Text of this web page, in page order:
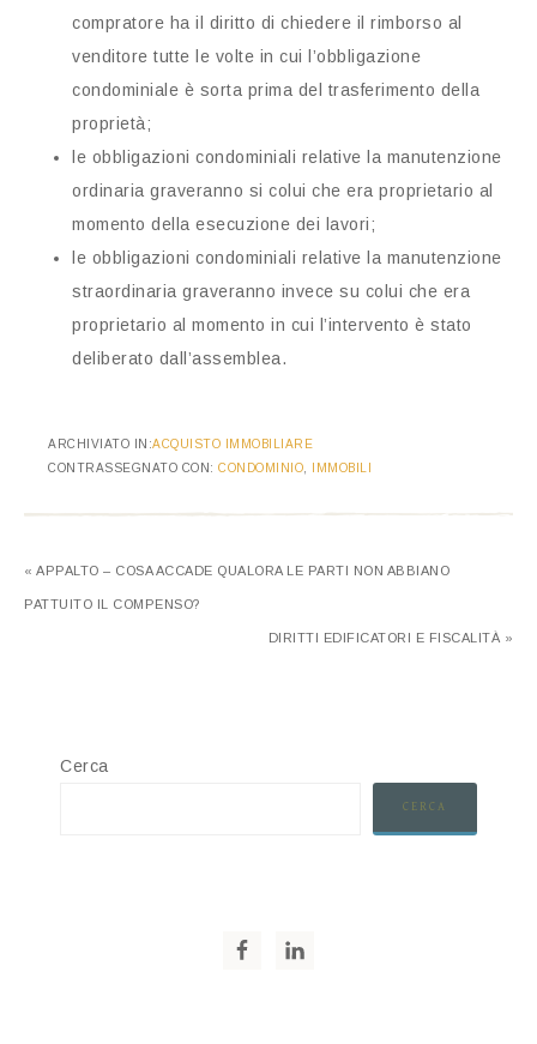
compratore ha il diritto di chiedere il rimborso al
venditore tutte le volte in cui l’obbligazione
condominiale è sorta prima del trasferimento della
proprietà;
le obbligazioni condominiali relative la manutenzione
ordinaria graveranno si colui che era proprietario al
momento della esecuzione dei lavori;
le obbligazioni condominiali relative la manutenzione
straordinaria graveranno invece su colui che era
proprietario al momento in cui l’intervento è stato
deliberato dall’assemblea.
ARCHIVIATO IN:ACQUISTO IMMOBILIARE
CONTRASSEGNATO CON: CONDOMINIO IMMOBILI
« APPALTO – COSA ACCADE QUALORA LE PARTI NON ABBIANO
PATTUITO IL COMPENSO?
DIRITTI EDIFICATORI E FISCALITÀ »
Cerca
CERCA